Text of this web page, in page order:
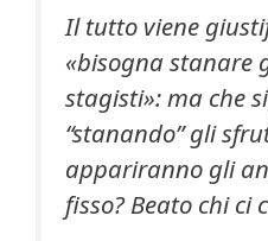
Il tutto viene
«bisogna stanare
stagisti»: ma che
“stanando” gli
appariranno gli
fisso? Beato chi ci